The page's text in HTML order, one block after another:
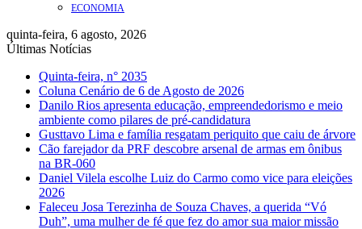
ECONOMIA
quinta-feira, 6 agosto, 2026
Últimas Notícias
Quinta-feira, n° 2035
Coluna Cenário de 6 de Agosto de 2026
Danilo Rios apresenta educação, empreendedorismo e meio
ambiente como pilares de pré-candidatura
Gusttavo Lima e família resgatam periquito que caiu de árvore
Cão farejador da PRF descobre arsenal de armas em ônibus
na BR-060
Daniel Vilela escolhe Luiz do Carmo como vice para eleições
2026
Faleceu Josa Terezinha de Souza Chaves, a querida “Vó
Duh”, uma mulher de fé que fez do amor sua maior missão